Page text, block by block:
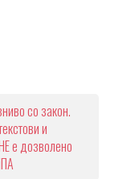
со закон.
и
е дозволено